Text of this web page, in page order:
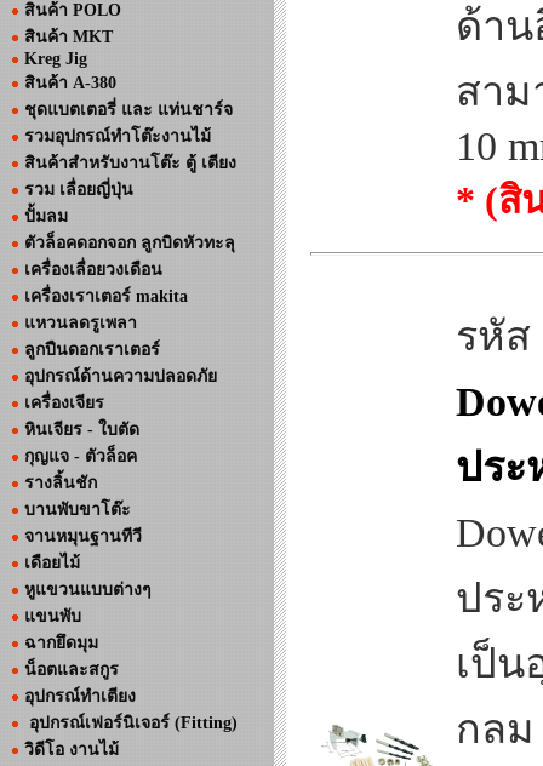
สินค้า POLO
สินค้า MKT
Kreg Jig
สินค้า A-380
ชุดแบตเตอรี่ และ แท่นชาร์จ
รวมอุปกรณ์ทำโต๊ะงานไม้
สินค้าสำหรับงานโต๊ะ ตู้ เตียง
รวม เลื่อยญี่ปุ่น
ปั้มลม
ตัวล็อคดอกจอก ลูกบิดหัวทะลุ
เครื่องเลื่อยวงเดือน
เครื่องเราเตอร์ makita
แหวนลดรูเพลา
ลูกปืนดอกเราเตอร์
อุปกรณ์ด้านความปลอดภัย
เครื่องเจียร
หินเจียร - ใบตัด
กุญแจ - ตัวล็อค
รางลิ้นชัก
บานพับขาโต๊ะ
จานหมุนฐานทีวี
เดือยไม้
หูแขวนแบบต่างๆ
แขนพับ
ฉากยึดมุม
น็อตและสกูร
อุปกรณ์ทำเตียง
อุปกรณ์เฟอร์นิเจอร์ (Fitting)
วิดีโอ งานไม้
ด้าน
สาม
10
* (สิ
รหัส
ประ
ประ
เป็น
กลม